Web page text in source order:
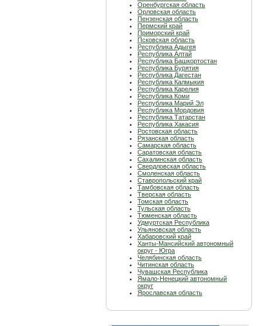
Оренбургская область
Орловская область
Пензенская область
Пермский край
Приморский край
Псковская область
Республика Адыгея
Республика Алтай
Республика Башкортостан
Республика Бурятия
Республика Дагестан
Республика Калмыкия
Республика Карелия
Республика Коми
Республика Марий Эл
Республика Мордовия
Республика Татарстан
Республика Хакасия
Ростовская область
Рязанская область
Самарская область
Саратовская область
Сахалинская область
Свердловская область
Смоленская область
Ставропольский край
Тамбовская область
Тверская область
Томская область
Тульская область
Тюменская область
Удмуртская Республика
Ульяновская область
Хабаровский край
Ханты-Мансийский автономный
округ - Югра
Челябинская область
Читинская область
Чувашская Республика
Ямало-Ненецкий автономный
округ
Ярославская область